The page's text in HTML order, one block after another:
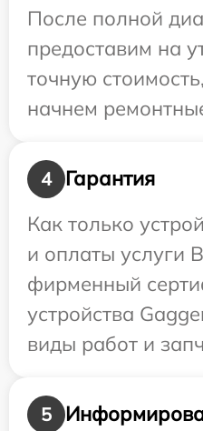
После полной
предоставим на
точную
начнем
4
Гарантия
Как только
и оплаты услуги
фирменный
устройства
виды работ и
5